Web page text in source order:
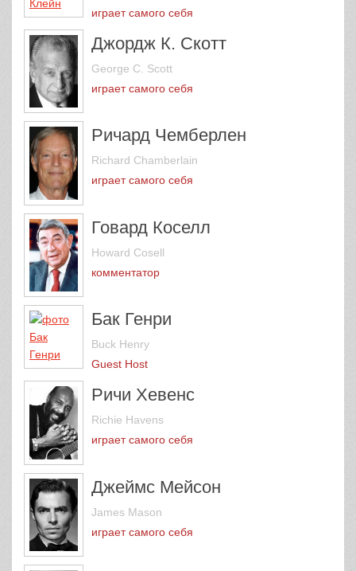
играет самого себя
Джордж К. Скотт
George C. Scott
играет самого себя
Ричард Чемберлен
Richard Chamberlain
играет самого себя
Говард Коселл
Howard Cosell
комментатор
Бак Генри
Buck Henry
Guest Host
Ричи Хевенс
Richie Havens
играет самого себя
Джеймс Мейсон
James Mason
играет самого себя